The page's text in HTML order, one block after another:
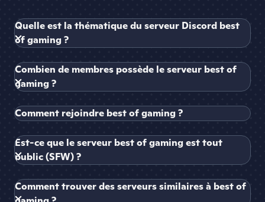
Quelle est la thématique du serveur Discord best
of gaming ?
Combien de membres possède le serveur best of
gaming ?
Comment rejoindre best of gaming ?
Est-ce que le serveur best of gaming est tout
public (SFW) ?
Comment trouver des serveurs similaires à best of